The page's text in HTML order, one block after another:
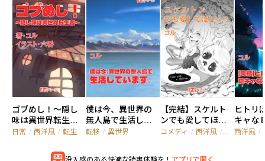
ゴブめし！～隠し
味は異世界転生者
～
日常 / 西洋風 / 転生
僕は今、異世界の
無人島で生活して
います。
転移 / 異世界
【完結】スケルト
ンでも愛してほし
い！
コメディ / 西洋風 / 現地主人公
ヒトリ
キャな
険者
西洋風 /
没入感のある快適な読書体験を！ アプリで開く